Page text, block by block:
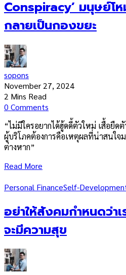
Conspiracy’ มนุษย์โ
กลายเป็นกองขยะ
sopons
November 27, 2024
2 Mins Read
0 Comments
“ไม่มีใครอยากได้ฮู้ดดี้ตัวใหม่ เสื้อยืด
ผู้บริโภคต้องการคือเหตุผลที่น่าสนใ
ต่างหาก”
Read More
Personal FinanceSelf-
อย่าให้สังคมกำหนดว่าเ
จะมีความสุข